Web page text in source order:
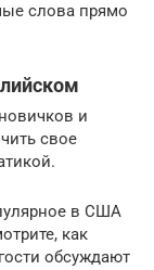
слова прямо
и
свое
в США
как
обсуждают